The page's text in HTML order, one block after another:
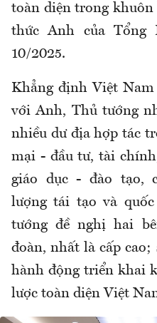
toàn diện trong
thức Anh của
10/2025.
Khẳng định Việt
với Anh, Thủ tướng
nhiều dư địa hợp tác
mại - đầu tư, tài
giáo dục - đào tạo,
lượng tái tạo và
tướng đề nghị hai
đoàn, nhất là cấp cao;
hành động triển khai
lược toàn diện Việt